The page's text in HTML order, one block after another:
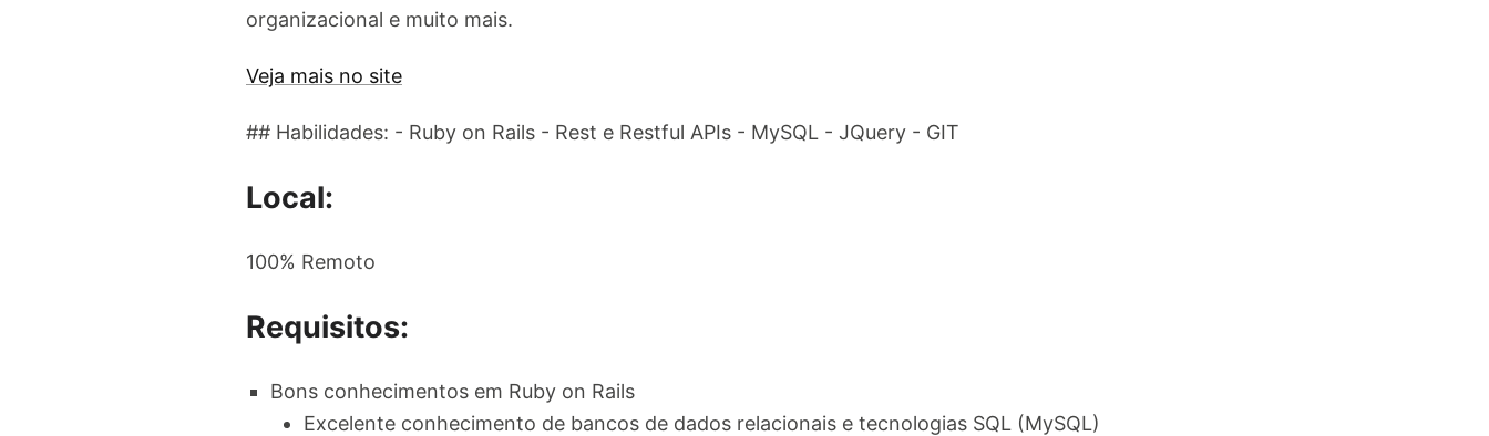
organizacional e muito mais.
Veja mais no site
## Habilidades: - Ruby on Rails - Rest e Restful APIs - MySQL - JQuery - GIT
Local:
100% Remoto
Requisitos:
Bons conhecimentos em Ruby on Rails
Excelente conhecimento de bancos de dados relacionais e tecnologias SQL (MySQL)